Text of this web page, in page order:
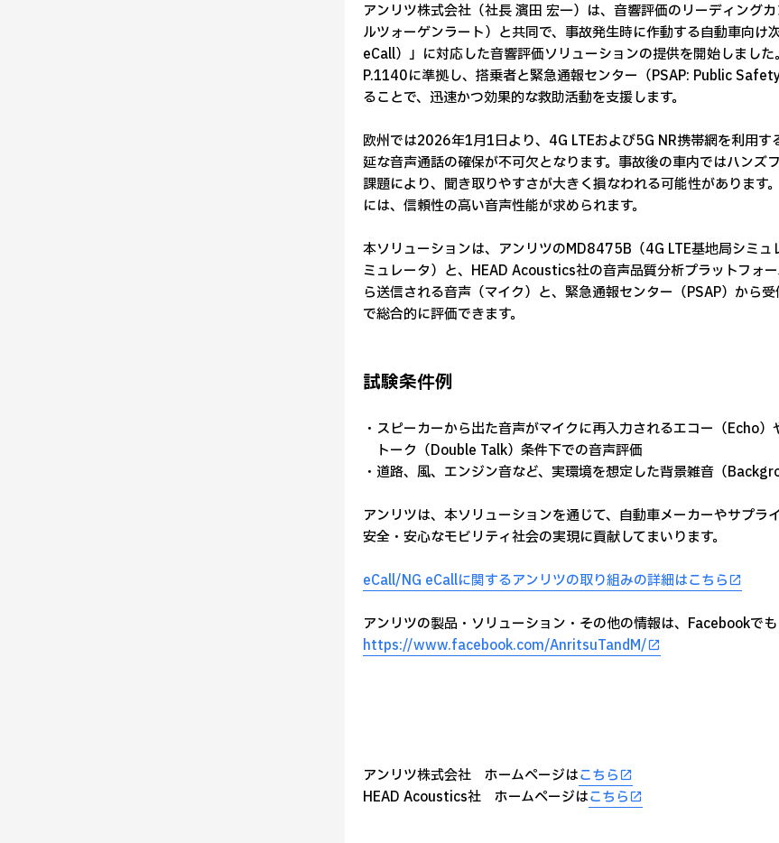
アンリツ株式会社（社長 濱田 宏一）は、音響評価のリーディング
ルツォーゲンラート）と共同で、事故発生時に作動する自動車向
eCall）」に対応した音響評価ソリューションの提供を開始しまし
P.1140に準拠し、搭乗者と緊急通報センター（PSAP: Public
ることで、迅速かつ効果的な救助活動を支援します。
欧州では2026年1月1日より、4G LTEおよび5G NR携帯網を利用
延な音声通話の確保が不可欠となります。事故後の車内ではハン
課題により、聞き取りやすさが大きく損なわれる可能性がありま
には、信頼性の高い音声性能が求められます。
本ソリューションは、アンリツのMD8475B（4G LTE基地局シミ
ミュレータ）と、HEAD Acoustics社の音声品質分析プラットフォ
ら送信される音声（マイク）と、緊急通報センター（PSAP）から
で総合的に評価できます。
試験条件例
・スピーカーから出た音声がマイクに再入力されるエコー（Echo
トーク（Double Talk）条件下での音声評価
・道路、風、エンジン音など、実環境を想定した背景雑音（
アンリツは、本ソリューションを通じて、自動車メーカーやサプラ
安全・安心なモビリティ社会の実現に貢献してまいります。
eCall/NG eCallに関するアンリツの取り組みの詳細はこちら
アンリツの製品・ソリューション・その他の情報は、Facebookでも
https://www.facebook.com/AnritsuTandM/
アンリツ株式会社 ホームページはこちら
HEAD Acoustics社 ホームページはこちら